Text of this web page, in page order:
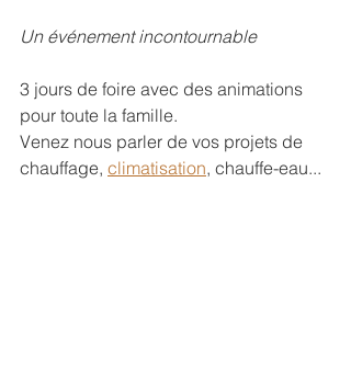
Un événement incontournable
3 jours de foire avec des animations
pour toute la famille.
Venez nous parler de vos projets de
chauffage, climatisation, chauffe-eau...